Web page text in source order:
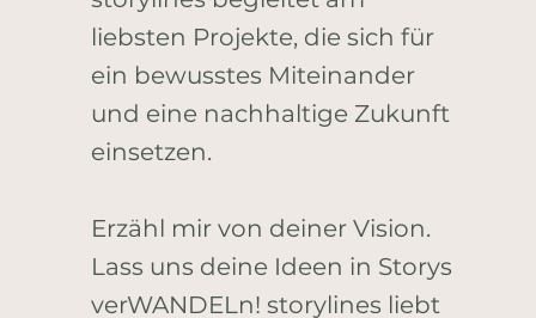
liebsten Projekte, die sich für
ein bewusstes Miteinander
und eine nachhaltige Zukunft
einsetzen.
Erzähl mir von deiner Vision.
Lass uns deine Ideen in Storys
verWANDELn! storylines liebt